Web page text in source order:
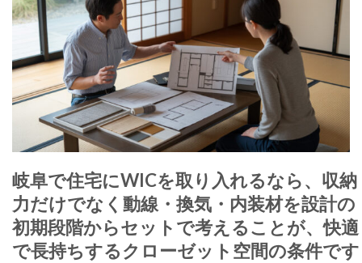
岐阜で住宅にWICを取り入れるなら、収納
力だけでなく動線・換気・内装材を設計の
初期段階からセットで考えることが、快適
で長持ちするクローゼット空間の条件です